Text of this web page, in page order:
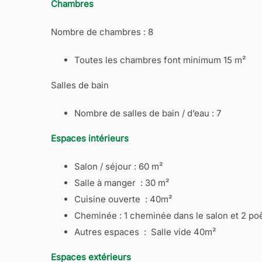
Chambres
Nombre de chambres : 8
Toutes les chambres font minimum 15 m²
Salles de bain
Nombre de salles de bain / d’eau : 7
Espaces intérieurs
Salon / séjour : 60 m²
Salle à manger : 30 m²
Cuisine ouverte : 40m²
Cheminée : 1 cheminée dans le salon et 2
Autres espaces : Salle vide 40m²
Espaces extérieurs